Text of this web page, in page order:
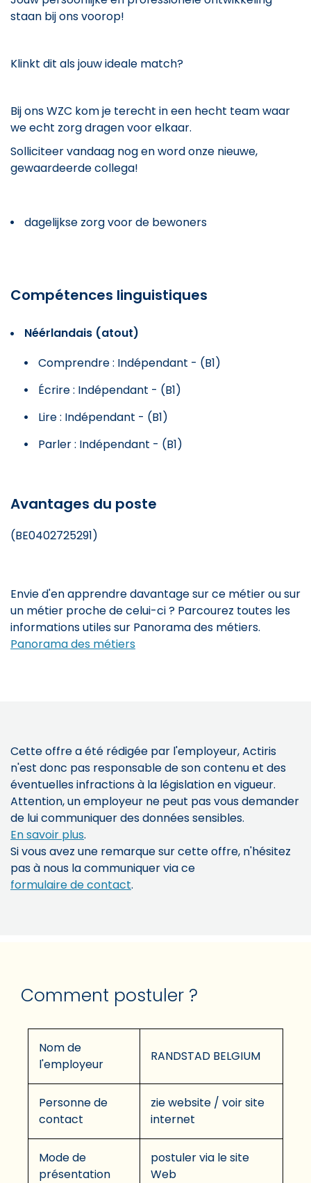
staan bij ons voorop!
Klinkt dit als jouw ideale match?
Bij ons WZC kom je terecht in een hecht team waar
we echt zorg dragen voor elkaar.
Solliciteer vandaag nog en word onze nieuwe,
gewaardeerde collega!
dagelijkse zorg voor de bewoners
Compétences linguistiques
Néérlandais (atout)
Comprendre : Indépendant - (B1)
Écrire : Indépendant - (B1)
Lire : Indépendant - (B1)
Parler : Indépendant - (B1)
Avantages du poste
(BE0402725291)
Envie d'en apprendre davantage sur ce métier ou sur
un métier proche de celui-ci ? Parcourez toutes les
informations utiles sur Panorama des métiers.
Panorama des métiers
Cette offre a été rédigée par l'employeur, Actiris
n'est donc pas responsable de son contenu et des
éventuelles infractions à la législation en vigueur.
Attention, un employeur ne peut pas vous demander
de lui communiquer des données sensibles.
En savoir plus.
Si vous avez une remarque sur cette offre, n'hésitez
pas à nous la communiquer via ce
formulaire de contact.
Comment postuler ?
Nom de
l'employeur
RANDSTAD BELGIUM
Personne de
contact
zie website / voir site
internet
Mode de
présentation
postuler via le site
Web